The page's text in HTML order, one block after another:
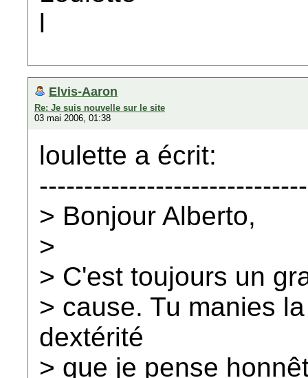
l
Elvis-Aaron
Re: Je suis nouvelle sur le site
03 mai 2006, 01:38
loulette a écrit:
> Bonjour Alberto,
>
> C'est toujours un
> cause. Tu manies
dextérité
> que je pense